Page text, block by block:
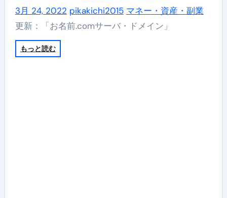
3月 24, 2022 pikakichi2015 マネー・資産・副業
更新：「お名前.comサーバ・ドメイン」
もっと読む